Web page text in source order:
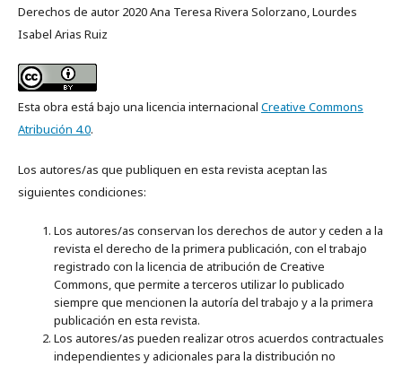
Derechos de autor 2020 Ana Teresa Rivera Solorzano, Lourdes
Isabel Arias Ruiz
Esta obra está bajo una licencia internacional Creative Commons
Atribución 4.0.
Los autores/as que publiquen en esta revista aceptan las
siguientes condiciones:
Los autores/as conservan los derechos de autor y ceden a la
revista el derecho de la primera publicación, con el trabajo
registrado con la licencia de atribución de Creative
Commons, que permite a terceros utilizar lo publicado
siempre que mencionen la autoría del trabajo y a la primera
publicación en esta revista.
Los autores/as pueden realizar otros acuerdos contractuales
independientes y adicionales para la distribución no